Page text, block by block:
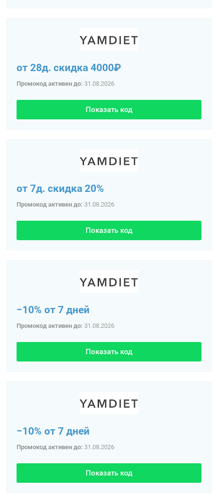
от 28д. скидка 4000₽
Промокод активен до: 31.08.2026
Показать код
от 7д. скидка 20%
Промокод активен до: 31.08.2026
Показать код
−10% от 7 дней
Промокод активен до: 31.08.2026
Показать код
−10% от 7 дней
Промокод активен до: 31.08.2026
Показать код